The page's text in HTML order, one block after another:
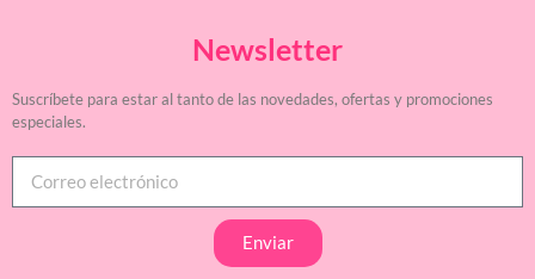
Newsletter
Suscríbete para estar al tanto de las novedades, ofertas y promociones
especiales.
Enviar